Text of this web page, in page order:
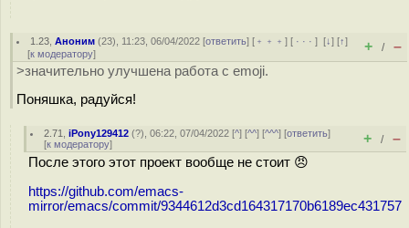
1.23 ,Аноним (23), 11:23, 06/04/2022 [ответить] [ ﹢﹢﹢] [ · · ·][↓] [↑]
[к модератору] + / –
>значительно улучшена работа с emoji.
Поняшка, радуйся!
2.71 ,iPony129412 (?), 06:22, 07/04/2022 [^] [^^] [^^^] [ответить]
[к модератору] + / –
После этого этот проект вообще не стоит 😠
https://github.com/emacs-
mirror/emacs/commit/9344612d3cd164317170b6189ec431757